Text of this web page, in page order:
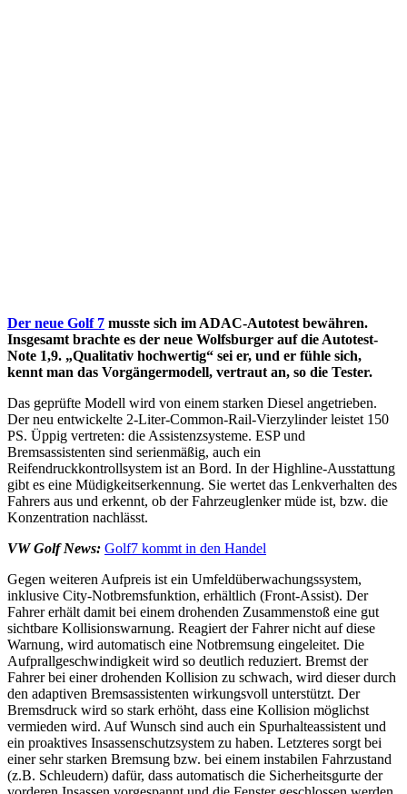
Der neue Golf 7 musste sich im ADAC-Autotest bewähren.
Insgesamt brachte es der neue Wolfsburger auf die Autotest-
Note 1,9. „Qualitativ hochwertig“ sei er, und er fühle sich,
kennt man das Vorgängermodell, vertraut an, so die Tester.
Das geprüfte Modell wird von einem starken Diesel angetrieben.
Der neu entwickelte 2-Liter-Common-Rail-Vierzylinder leistet 150
PS. Üppig vertreten: die Assistenzsysteme. ESP und
Bremsassistenten sind serienmäßig, auch ein
Reifendruckkontrollsystem ist an Bord. In der Highline-Ausstattung
gibt es eine Müdigkeitserkennung. Sie wertet das Lenkverhalten des
Fahrers aus und erkennt, ob der Fahrzeuglenker müde ist, bzw. die
Konzentration nachlässt.
VW Golf News: Golf7 kommt in den Handel
Gegen weiteren Aufpreis ist ein Umfeldüberwachungssystem,
inklusive City-Notbremsfunktion, erhältlich (Front-Assist). Der
Fahrer erhält damit bei einem drohenden Zusammenstoß eine gut
sichtbare Kollisionswarnung. Reagiert der Fahrer nicht auf diese
Warnung, wird automatisch eine Notbremsung eingeleitet. Die
Aufprallgeschwindigkeit wird so deutlich reduziert. Bremst der
Fahrer bei einer drohenden Kollision zu schwach, wird dieser durch
den adaptiven Bremsassistenten wirkungsvoll unterstützt. Der
Bremsdruck wird so stark erhöht, dass eine Kollision möglichst
vermieden wird. Auf Wunsch sind auch ein Spurhalteassistent und
ein proaktives Insassenschutzsystem zu haben. Letzteres sorgt bei
einer sehr starken Bremsung bzw. bei einem instabilen Fahrzustand
(z.B. Schleudern) dafür, dass automatisch die Sicherheitsgurte der